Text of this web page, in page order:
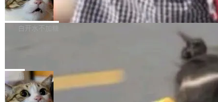
atePad Edge 升级至 HarmonyOS 6.1.0.135S
P9 patch03及以上版本。 *升级路径：设置 > 搜
处：FFmpeg 9.0 的代号是“Lei”。 这个名字，
来自中国开发者雷霄骅（Lei Xiaohua）。 对于
很多中国音视频开发者而言，这个名字并不陌
“启蒙老师”。 而今年，恰好是雷霄骅离世十周
年。FFmpeg 社区最终选择用一个大版本的名
字，留下了这份纪念。 雷霄骅曾是中国传媒大学
万元，超预算 860%
外媒近日曝光了亚马逊的多份内部报告显示，AI
导致公司在多个项目上超支。《金融时报》报道
编写程序，目标是完成电商平台作者信息与商品
列表的数据匹配 —— 一项常规的数据处理任
务，最终却产生了 180 万美元的账单，实际支出
白开水不加糖
e CEO Clément Delangue 在 CNBC 的采访里
没有拐弯抹角。他说中国正在赢得 AI 竞赛，而
且按目前的速度，中国 AI 工具预计在今年底或
局
当 AI agent 把源码变成了最好的扩展系